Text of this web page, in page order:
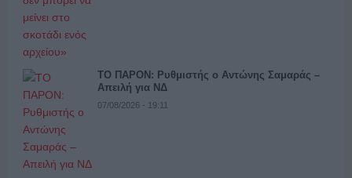
ΤΟ ΠΑΡΟΝ: Ρυθμιστής ο Αντώνης Σαμαράς –
Απειλή για ΝΔ
07/08/2026 - 19:11